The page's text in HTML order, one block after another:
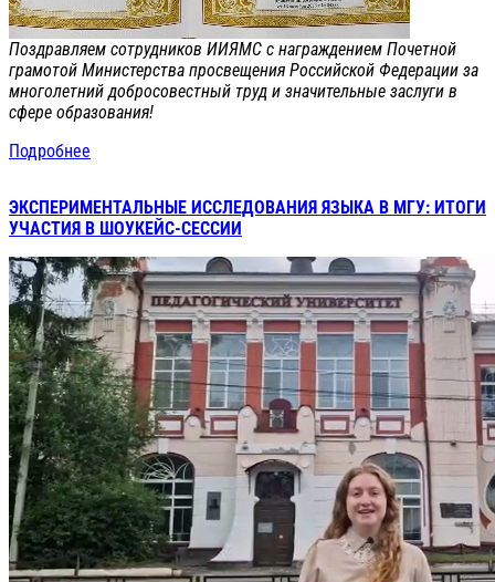
Поздравляем сотрудников ИИЯМС с награждением Почетной
грамотой Министерства просвещения Российской Федерации за
многолетний добросовестный труд и значительные заслуги в
сфере образования!
Подробнее
ЭКСПЕРИМЕНТАЛЬНЫЕ ИССЛЕДОВАНИЯ ЯЗЫКА В МГУ: ИТОГИ
УЧАСТИЯ В ШОУКЕЙС-СЕССИИ